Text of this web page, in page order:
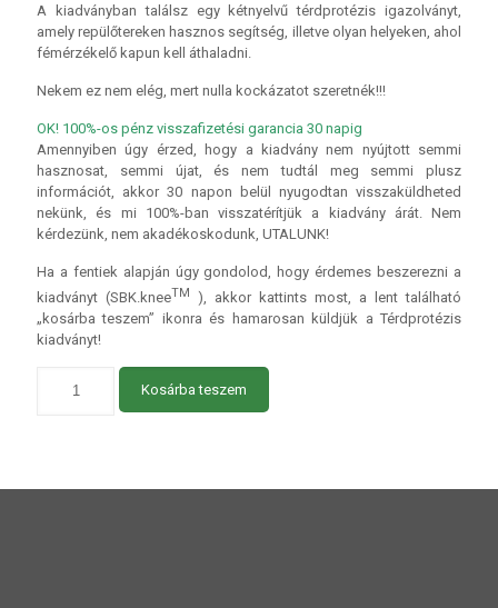
A kiadványban találsz egy kétnyelvű térdprotézis igazolványt,
amely repülőtereken hasznos segítség, illetve olyan helyeken, ahol
fémérzékelő kapun kell áthaladni.
Nekem ez nem elég, mert nulla kockázatot szeretnék!!!
OK! 100%-os pénz visszafizetési garancia 30 napig
Amennyiben úgy érzed, hogy a kiadvány nem nyújtott semmi
hasznosat, semmi újat, és nem tudtál meg semmi plusz
információt, akkor 30 napon belül nyugodtan visszaküldheted
nekünk, és mi 100%-ban visszatérítjük a kiadvány árát. Nem
kérdezünk, nem akadékoskodunk, UTALUNK!
Ha a fentiek alapján úgy gondolod, hogy érdemes beszerezni a
kiadványt (SBK.kneeTM
), akkor kattints most, a lent található
„kosárba teszem” ikonra és hamarosan küldjük a Térdprotézis
kiadványt!
Kosárba teszem